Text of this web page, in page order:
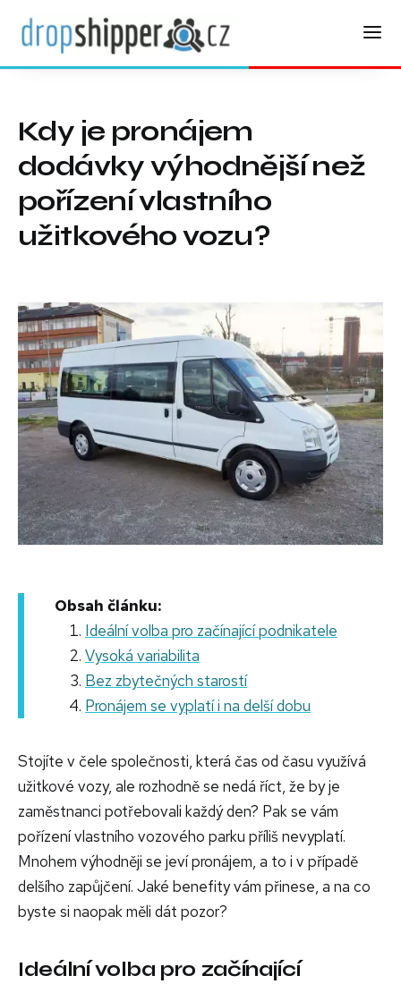
Kdy je pronájem
dodávky výhodnější než
pořízení vlastního
užitkového vozu?
Obsah článku:
Ideální volba pro začínající podnikatele
Vysoká variabilita
Bez zbytečných starostí
Pronájem se vyplatí i na delší dobu
Stojíte v čele společnosti, která čas od času využívá
užitkové vozy, ale rozhodně se nedá říct, že by je
zaměstnanci potřebovali každý den? Pak se vám
pořízení vlastního vozového parku příliš nevyplatí.
Mnohem výhodněji se jeví pronájem, a to i v případě
delšího zapůjčení. Jaké benefity vám přinese, a na co
byste si naopak měli dát pozor?
Ideální volba pro začínající